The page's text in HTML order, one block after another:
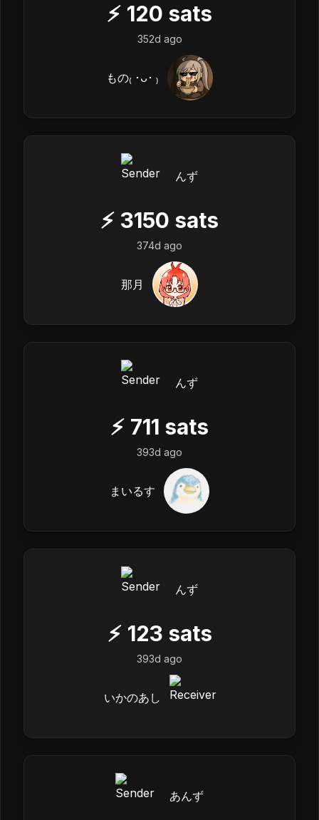
⚡ 120 sats
352d ago
もの₍ ･ᴗ･ ₎
んず
⚡ 3150 sats
374d ago
那月
んず
⚡ 711 sats
393d ago
まいるす
んず
⚡ 123 sats
393d ago
いかのあし
あんず